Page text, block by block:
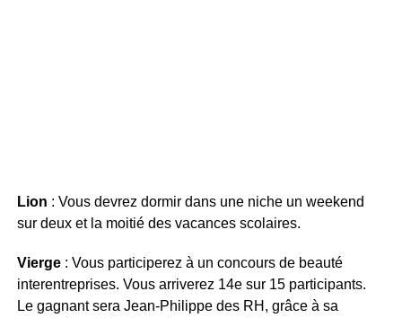
Lion : Vous devrez dormir dans une niche un weekend
sur deux et la moitié des vacances scolaires.
Vierge: Vous participerez à un concours de beauté
interentreprises. Vous arriverez 14e sur 15 participants.
Le gagnant sera Jean-Philippe des RH, grâce à sa